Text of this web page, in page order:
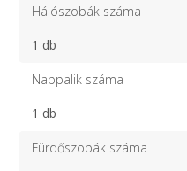
Hálószobák száma
1 db
Nappalik száma
1 db
Fürdőszobák száma